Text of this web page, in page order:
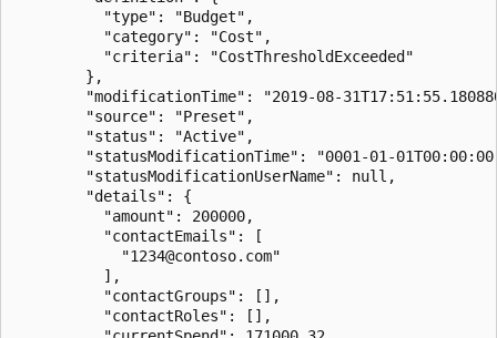
          "type": "Budget",
          "category": "Cost",
          "criteria": "CostThresholdExceeded"
        },
"modificationTime": "2019-08-
        "source": "Preset",
        "status": "Active",
"statusModificationTime": "0001-01-
        "statusModificationUserName": null,
        "details": {
          "amount": 200000,
          "contactEmails": [
            "1234@contoso.com"
          ],
          "contactGroups": [],
          "contactRoles": [],